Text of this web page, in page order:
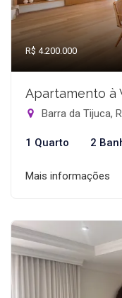
R$ 4.200.000
Apartamento à
Barra da Tijuca,
1 Quarto 2
Mais informações